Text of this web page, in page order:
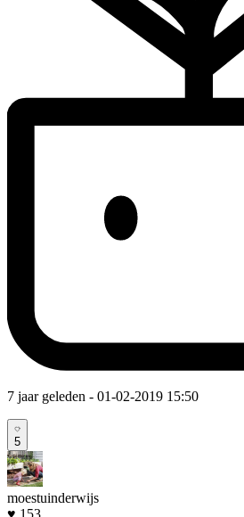
7 jaar geleden - 01-02-2019 15:50
5
moestuinderwijs
♥ 153